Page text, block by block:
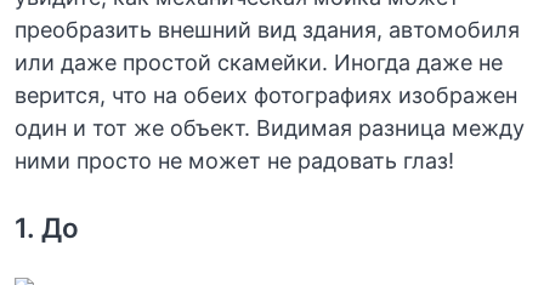
преобразить внешний вид здания, автомобиля
или даже простой скамейки. Иногда даже не
верится, что на обеих фотографиях изображен
один и тот же объект. Видимая разница между
ними просто не может не радовать глаз!
1. До